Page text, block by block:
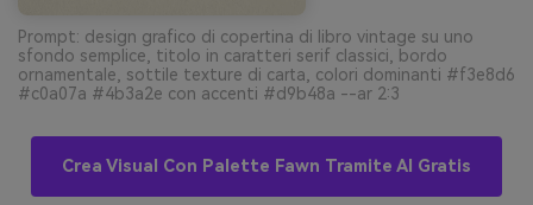
Prompt: design grafico di copertina di libro vintage su uno
sfondo semplice, titolo in caratteri serif classici, bordo
ornamentale, sottile texture di carta, colori dominanti #f3e8d6
#c0a07a #4b3a2e con accenti #d9b48a --ar 2:3
Crea Visual Con Palette Fawn Tramite AI Gratis